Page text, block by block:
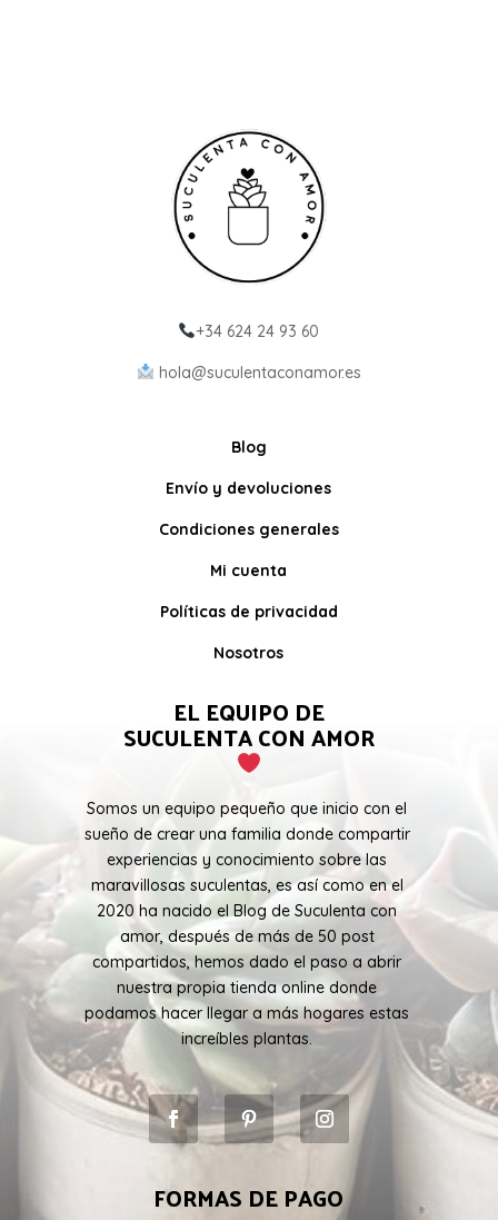
+34 624 24 93 60
hola@suculentaconamor.es
Blog
Envío y devoluciones
Condiciones generales
Mi cuenta
Políticas de privacidad
Nosotros
EL EQUIPO DE
SUCULENTA CON AMOR
Somos un equipo pequeño que inicio con el
sueño de crear una familia donde compartir
experiencias y conocimiento sobre las
maravillosas suculentas, es así como en el
2020 ha nacido el Blog de Suculenta con
amor, después de más de 50 post
compartidos, hemos dado el paso a abrir
nuestra propia tienda online donde
podamos hacer llegar a más hogares estas
increíbles plantas.
FORMAS DE PAGO